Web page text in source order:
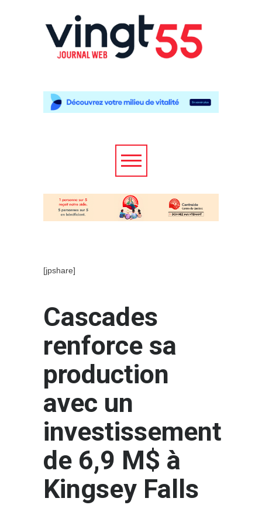
[jpshare]
Cascades
renforce sa
production
avec un
investissement
de 6,9 M$ à
Kingsey Falls